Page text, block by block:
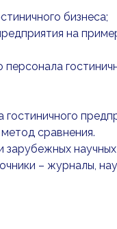
бизнеса;
на
сравнения.
научных
– журналы,